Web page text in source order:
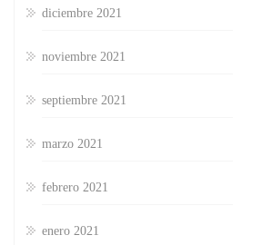
diciembre 2021
noviembre 2021
septiembre 2021
marzo 2021
febrero 2021
enero 2021